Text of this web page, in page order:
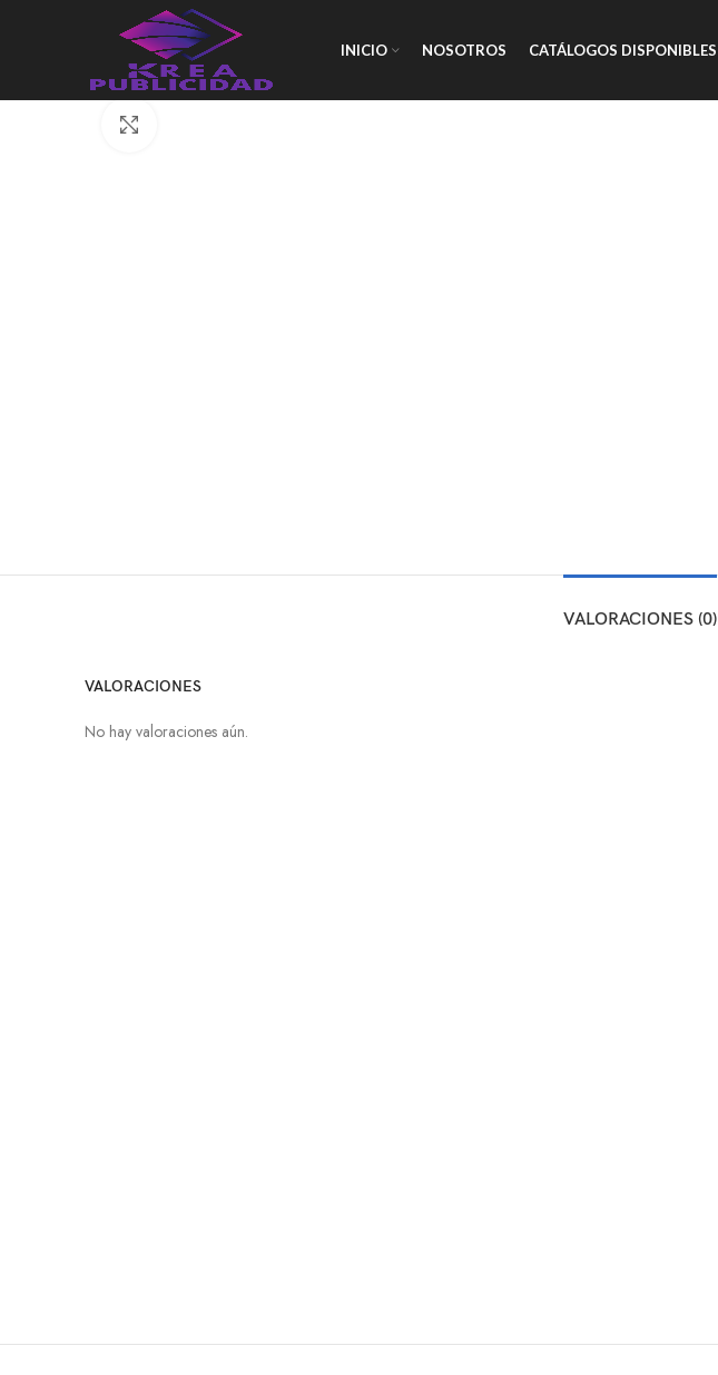
INICIO NOSOTROS CATÁLOGOS DISPONIBLES
VALORACIONES (0)
VALORACIONES
No hay valoraciones aún.